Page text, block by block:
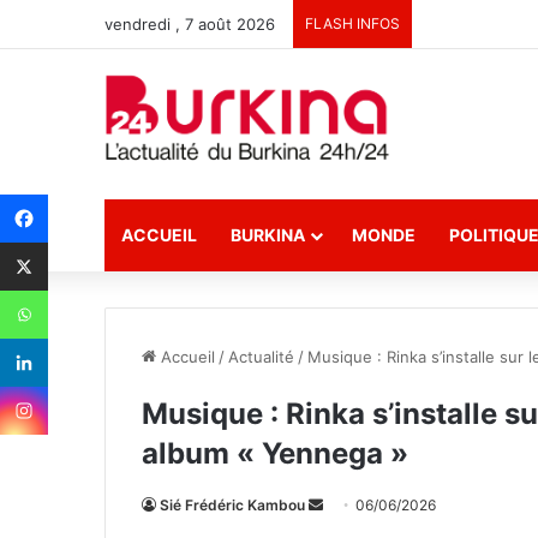
vendredi , 7 août 2026 FLASH INFOS
ACCUEIL BURKINA MONDE POLITIQUE
Accueil / Actualité / Musique : Rinka s’installe sur
Musique : Rinka s’installe
album « Yennega »
Sié Frédéric Kambou 06/06/2026